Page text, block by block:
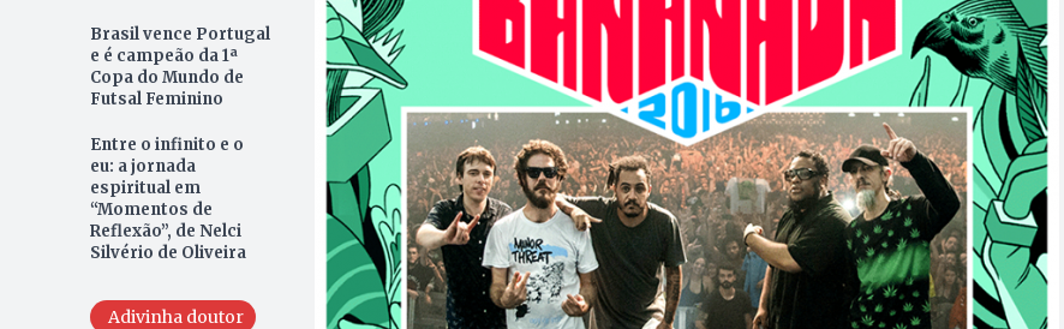
Brasil vence Portugal
e é campeão da 1ª
Copa do Mundo de
Futsal Feminino
Entre o infinito e o
eu: a jornada
espiritual em
“Momentos de
Reflexão”, de Nelci
Silvério de Oliveira
Adivinha doutor